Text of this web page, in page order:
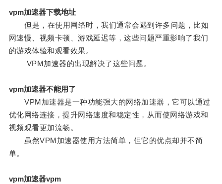
vpm加速器下载地址
但是，在使用网络时，我们通常会遇到许多问题，比如
网速慢、视频卡顿、游戏延迟等，这些问题严重影响了我们
的游戏体验和观看效果。
VPM加速器的出现解决了这些问题。
vpm加速器不能用了
VPM加速器是一种功能强大的网络加速器，它可以通过
优化网络连接，提升网络速度和稳定性，从而使网络游戏和
视频观看更加流畅。
虽然VPM加速器使用方法简单，但它的优点却并不简
单。
vpm加速器vpm